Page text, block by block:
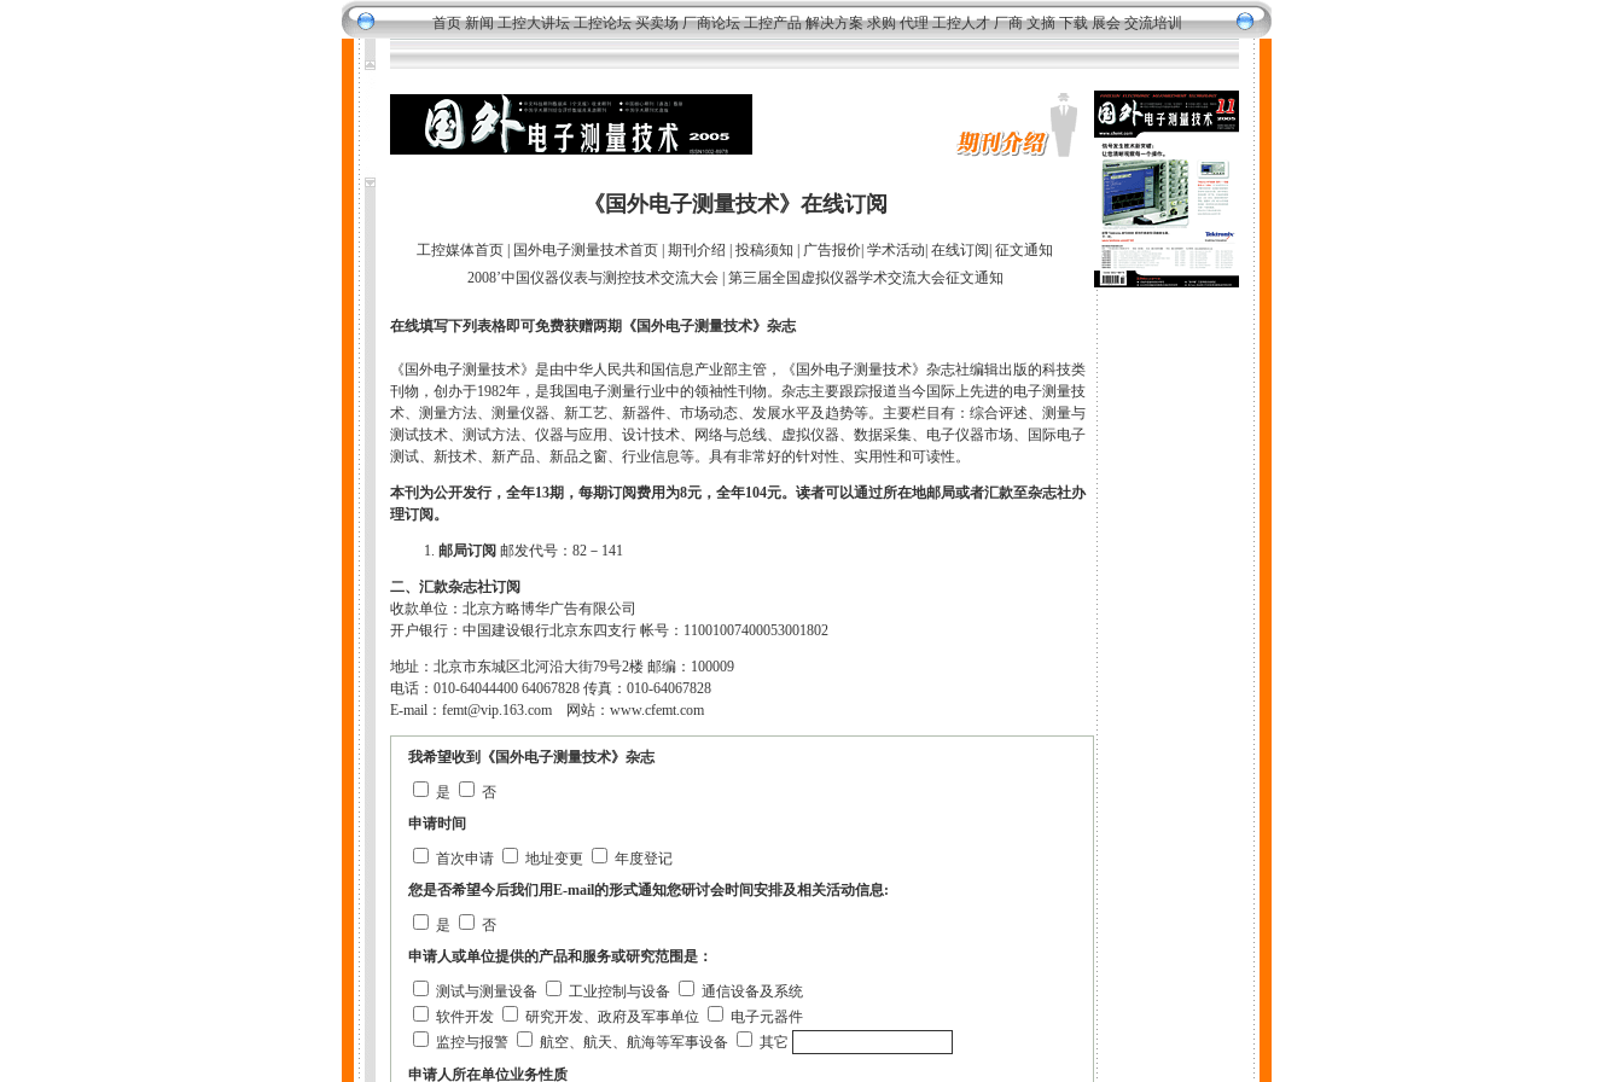
首页 新闻 工控大讲坛 工控论坛 买卖场 厂商论坛 工控产品 解决方案 求购 代理 工控人才 厂商 文摘 下载 展会 交流培训
《国外电子测量技术》在线订阅
工控媒体首页 国外电子测量技术首页 期刊介绍 投稿须知 广告报价 学术活动 在线订阅 征文通知
2008’中国仪器仪表与测控技术交流大会| 第三届全国虚拟仪器学术交流大会征文通知
在线填写下列表格即可免费获赠两期《国外电子测量技术》杂志
《国外电子测量技术》是由中华人民共和国信息产业部主管，《国外电子测量技术》杂志社编辑出版的科技类
刊物，创办于1982年，是我国电子测量行业中的领袖性刊物。杂志主要跟踪报道当今国际上先进的电子测量技
术、测量方法、测量仪器、新工艺、新器件、市场动态、发展水平及趋势等。主要栏目有：综合评述、测量与
测试技术、测试方法、仪器与应用、设计技术、网络与总线、虚拟仪器、数据采集、电子仪器市场、国际电子
测试、新技术、新产品、新品之窗、行业信息等。具有非常好的针对性、实用性和可读性。
本刊为公开发行，全年13期，每期订阅费用为8元，全年104元。读者可以通过所在地邮局或者汇款至杂志社办
理订阅。
邮局订阅 邮发代号：82－141
二、汇款杂志社订阅
收款单位：北京方略博华广告有限公司
开户银行：中国建设银行北京东四支行 帐号：11001007400053001802
地址：北京市东城区北河沿大街79号2楼 邮编：100009
电话：010-64044400 64067828 传真：010-64067828
E-mail： femt@vip.163.com 网站： www.cfemt.com
我希望收到《国外电子测量技术》杂志
是
否
申请时间
首次申请 地址变更
年度登记
您是否希望今后我们用E-mail的形式通知您研讨会时间安排及相关活动信息:
是
否
申请人或单位提供的产品和服务或研究范围是：
测试与测量设备 工业控制与设备
通信设备及系统
软件开发
研究开发、政府及军事单位
电子元器件
监控与报警
航空、航天、航海等军事设备
其它
申请人所在单位业务性质